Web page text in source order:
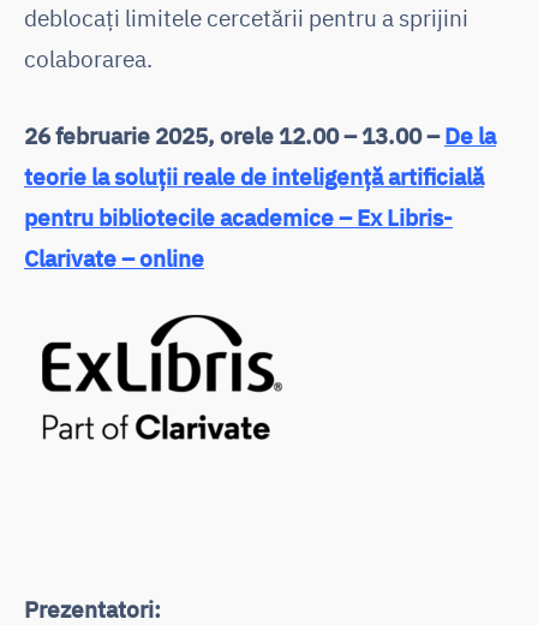
deblocați limitele cercetării pentru a sprijini
colaborarea.
26 februarie 2025, orele 12.00 – 13.00 –De la
teorie la soluții reale de inteligență artificială
pentru bibliotecile academice – Ex Libris-
Clarivate – online
Prezentatori: